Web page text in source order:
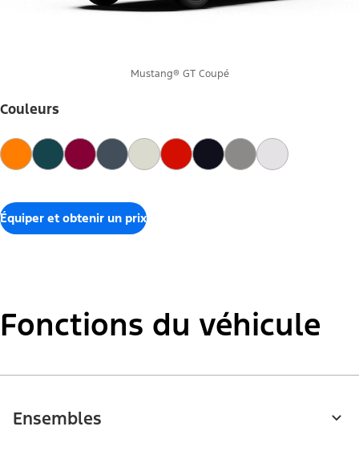
Mustang® GT Coupé
Couleurs
Équiper et obtenir un prix
Fonctions du véhicule
Ensembles